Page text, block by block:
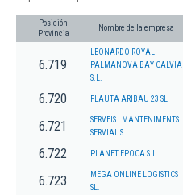
Posición
Provincia
Nombre de la empresa
6.719
LEONARDO ROYAL
PALMANOVA BAY CALVIA
S.L.
6.720 FLAUTA ARIBAU 23 SL
6.721
SERVEIS I MANTENIMENTS
SERVIAL S.L.
6.722 PLANET EPOCA S.L.
6.723
MEGA ONLINE LOGISTICS
SL.